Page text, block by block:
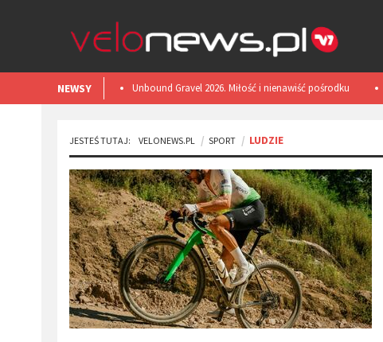
NEWSY
​Unbound Gravel 2026. Miłość i nienawiść pośrodku
Kansas.
JESTEŚ TUTAJ: VELONEWS.PL SPORT LUDZIE